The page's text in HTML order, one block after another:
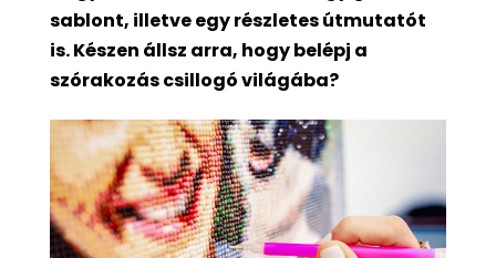
sablont, illetve egy részletes útmutatót
is. Készen állsz arra, hogy belépj a
szórakozás csillogó világába?